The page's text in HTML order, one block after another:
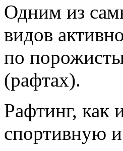
Одним из
видов
по
(рафтах).
Рафтинг, как
спортивную